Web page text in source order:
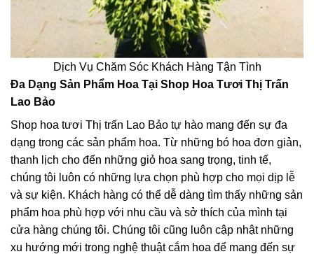
Dịch Vụ Chăm Sóc Khách Hàng Tận Tình
Đa Dạng Sản Phẩm Hoa Tại Shop Hoa Tươi Thị Trấn
Lao Bảo
Shop hoa tươi Thị trấn Lao Bảo tự hào mang đến sự đa
dạng trong các sản phẩm hoa. Từ những bó hoa đơn giản,
thanh lịch cho đến những giỏ hoa sang trọng, tinh tế,
chúng tôi luôn có những lựa chọn phù hợp cho mọi dịp lễ
và sự kiện. Khách hàng có thể dễ dàng tìm thấy những sản
phẩm hoa phù hợp với nhu cầu và sở thích của mình tại
cửa hàng chúng tôi. Chúng tôi cũng luôn cập nhật những
xu hướng mới trong nghệ thuật cắm hoa để mang đến sự